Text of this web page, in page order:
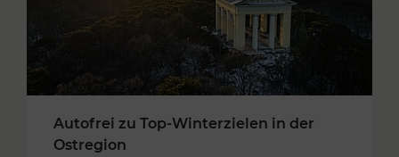
Autofrei zu Top-Winterzielen in der
Ostregion